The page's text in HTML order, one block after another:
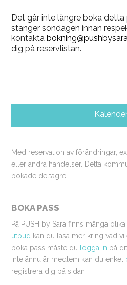
Det går inte längre boka detta
stänger söndagen innan
kontakta
dig på reservlistan.
Med reservation av förändringar,
eller andra händelser. Detta
bokade deltagre.
BOKA PASS
På PUSH by Sara finns många
utbud kan du läsa mer kring vad
boka pass måste du logga in på
inte ännu är medlem kan du enkel
registrera dig på sidan.